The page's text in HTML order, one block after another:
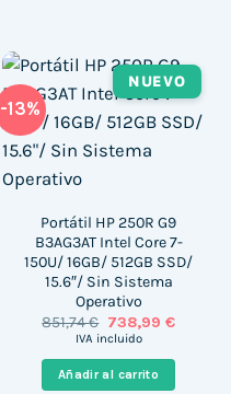
-13%
NUEVO
Portátil HP 250R G9
B3AG3AT Intel Core 7-
150U/ 16GB/ 512GB SSD/
15.6″/ Sin Sistema
Operativo
851,74€ El
precio
era:
851,74 €.
738,99 €El
es:
738,99
IVA incluido
Añadir al carrito